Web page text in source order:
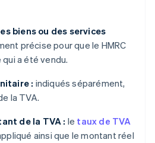
biens ou des services
précise pour que le HMRC
a été vendu.
: indiqués séparément,
la TVA.
de la TVA : le taux de TVA
ainsi que le montant réel